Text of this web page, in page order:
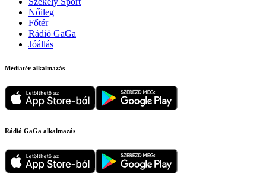
Nőileg
Főtér
Rádió GaGa
Jóállás
Médiatér alkalmazás
Rádió GaGa alkalmazás